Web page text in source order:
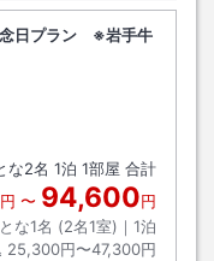
念日プラン ※岩手牛
な2名 1泊 1部屋 合計
円 〜 94,600円
な1名 (2名1室)｜ 1泊
25,300円〜47,300円